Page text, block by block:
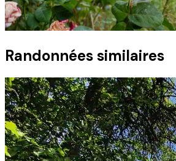
Randonnées similaires